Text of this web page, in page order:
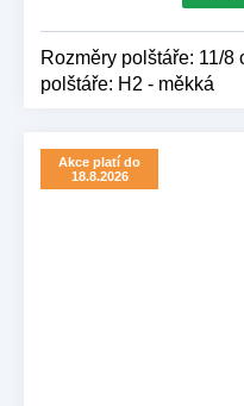
Rozměry polštáře: 11/
polštáře: H2 - měkká
Akce platí do
18.8.2026